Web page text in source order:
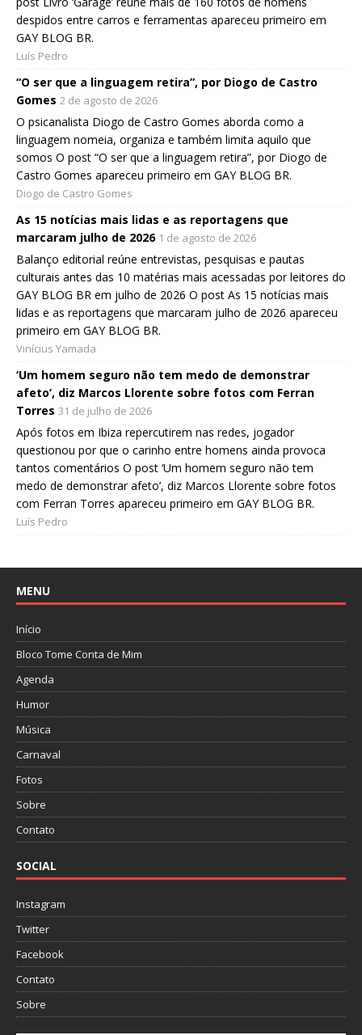
despidos entre carros e ferramentas apareceu primeiro em
GAY BLOG BR.
Luís Pedro
“O ser que a linguagem retira”, por Diogo de Castro
Gomes 2 de agosto de 2026
O psicanalista Diogo de Castro Gomes aborda como a
linguagem nomeia, organiza e também limita aquilo que
somos O post “O ser que a linguagem retira”, por Diogo de
Castro Gomes apareceu primeiro em GAY BLOG BR.
Diogo de Castro Gomes
As 15 notícias mais lidas e as reportagens que
marcaram julho de 2026 1 de agosto de 2026
Balanço editorial reúne entrevistas, pesquisas e pautas
culturais antes das 10 matérias mais acessadas por leitores do
GAY BLOG BR em julho de 2026 O post As 15 notícias mais
lidas e as reportagens que marcaram julho de 2026 apareceu
primeiro em GAY BLOG BR.
Vinícius Yamada
‘Um homem seguro não tem medo de demonstrar
afeto’, diz Marcos Llorente sobre fotos com Ferran
Torres 31 de julho de 2026
Após fotos em Ibiza repercutirem nas redes, jogador
questionou por que o carinho entre homens ainda provoca
tantos comentários O post ‘Um homem seguro não tem
medo de demonstrar afeto’, diz Marcos Llorente sobre fotos
com Ferran Torres apareceu primeiro em GAY BLOG BR.
Luís Pedro
MENU
Início
Bloco Tome Conta de Mim
Agenda
Humor
Música
Carnaval
Fotos
Sobre
Contato
SOCIAL
Instagram
Twitter
Facebook
Contato
Sobre